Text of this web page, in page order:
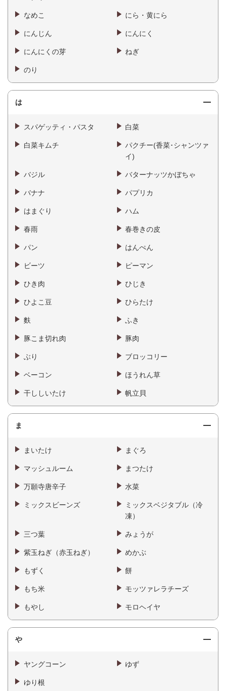
なめこ にら・黄にら
にんじん にんにく
にんにくの芽 ねぎ
のり
は
スパゲッティ・パスタ 白菜
白菜キムチ
パクチー(香菜･シャンツァ
イ)
バジル バターナッツかぼちゃ
バナナ パプリカ
はまぐり ハム
春雨 春巻きの皮
パン はんぺん
ビーツ ピーマン
ひき肉 ひじき
ひよこ豆 ひらたけ
麩 ふき
豚こま切れ肉 豚肉
ぶり ブロッコリー
ベーコン ほうれん草
干ししいたけ 帆立貝
ま
まいたけ まぐろ
マッシュルーム まつたけ
万願寺唐辛子 水菜
ミックスビーンズ
ミックスベジタブル（冷
凍）
三つ葉 みょうが
紫玉ねぎ（赤玉ねぎ） めかぶ
もずく 餅
もち米 モッツァレラチーズ
もやし モロヘイヤ
や
ヤングコーン ゆず
ゆり根